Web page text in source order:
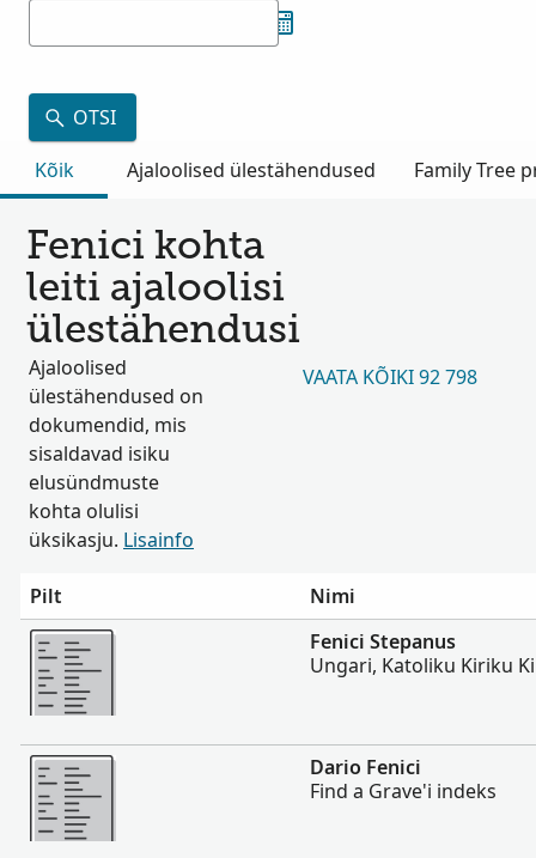
OTSI
Kõik
Ajaloolised ülestähendused Family Tree
Fenici kohta
leiti ajaloolisi
ülestähendusi
Ajaloolised
ülestähendused on
dokumendid, mis
sisaldavad isiku
elusündmuste
kohta olulisi
üksikasju. Lisainfo
VAATA KÕIKI 92 798
Pilt
Nimi
Rohkem
Fenici Stepanus
Ungari, Katoliku Kiriku
Rohkem
Dario Fenici
Find a Grave'i indeks